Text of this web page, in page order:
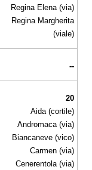
Regina Elena (via)
Regina Margherita
(viale)
--
20
Aida (cortile)
Andromaca (via)
Biancaneve (vico)
Carmen (via)
Cenerentola (via)